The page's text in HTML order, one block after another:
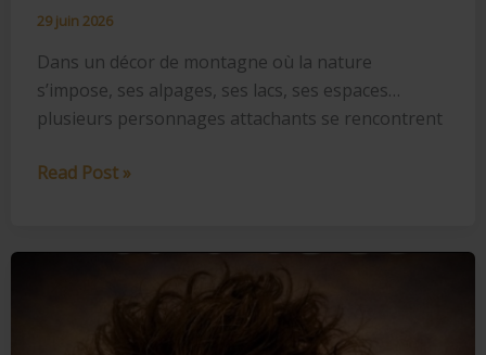
29 juin 2026
Dans un décor de montagne où la nature
s’impose, ses alpages, ses lacs, ses espaces…
plusieurs personnages attachants se rencontrent
Sylvie
Read Post »